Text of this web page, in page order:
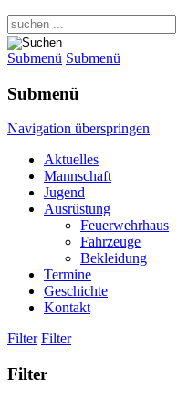
Submenü Submenü
Submenü
Navigation überspringen
Aktuelles
Mannschaft
Jugend
Ausrüstung
Feuerwehrhaus
Fahrzeuge
Bekleidung
Termine
Geschichte
Kontakt
Filter Filter
Filter